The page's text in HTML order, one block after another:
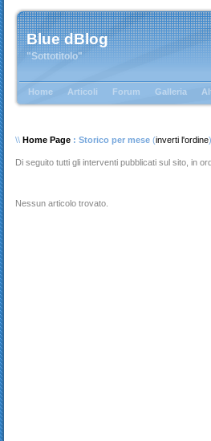
Blue dBlog
"Sottotitolo"
Home Articoli Forum Galleria
\\ Home Page : Storico per mese (inverti l'ordine)
Di seguito tutti gli interventi pubblicati sul sito, in
Nessun articolo trovato.